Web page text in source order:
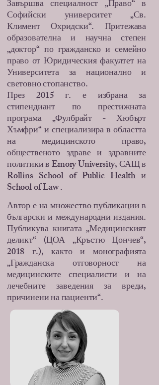
Завършва специалност „Право“ в
Софийски университет „Св.
Климент Охридски“. Притежава
образователна и научна степен
„доктор“ по гражданско и семейно
право от Юридическия факултет на
Университета за национално и
световно стопанство.
През 2015 г. е избрана за
стипендиант по престижната
програма „Фулбрайт - Хюбърт
Хъмфри“ и специализира в областта
на медицинското право,
общественото здраве и здравните
политики в Emory University, САЩ в
Rollins School of Public Health и
School of Law .
Автор е на множество публикации в
български и международни издания.
Публикува книгата „Медицинският
деликт“ (ЦОА „Кръстю Цончев“,
2018 г.), както и монографията
„Гражданска отговорност на
медицинските специалисти и на
лечебните заведения за вреди,
причинени на пациенти“.